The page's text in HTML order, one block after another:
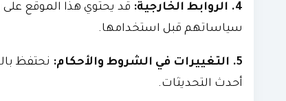
4. الروابط الخارجية:
قد يحتوي هذا الموقع
سياساتهم قبل استخدامها.
5. التغييرات في الشروط والأحكام:
نحتفظ
أحدث التحديثات.